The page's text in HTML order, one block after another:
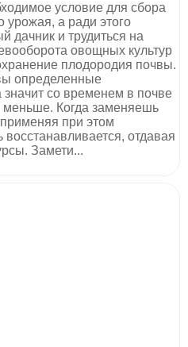
условие для сбора
урожая, а ради этого
дачник и трудиться на
овощных культур
плодородия почвы.
определенные
со временем в почве
меньше. Когда заменяешь
при этом
отдавая
Замети...